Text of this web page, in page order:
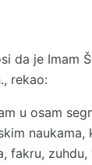
da je Imam
rekao:
u osam
naukama,
fakru, zuhdu,